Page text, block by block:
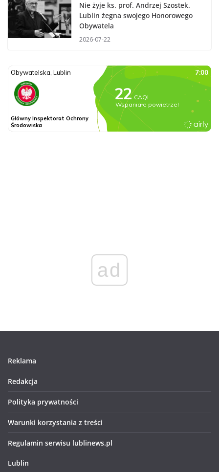
Nie żyje ks. prof. Andrzej Szostek.
Lublin żegna swojego Honorowego
Obywatela
2026-07-22
ad
Reklama
Redakcja
Polityka prywatności
Warunki korzystania z treści
Regulamin serwisu lublinews.pl
Lublin